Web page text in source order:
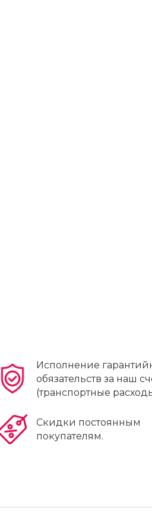
Исполнение
обязательств за наш
(транспортные
Скидки постоянным
покупателям.